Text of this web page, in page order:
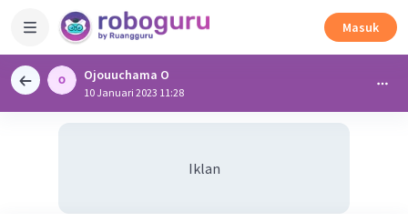
Masuk
Ojouuchama O
10 Januari 2023 11:28
Iklan